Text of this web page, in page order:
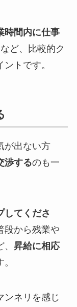
時間内に仕事
ど、比較的ク
トです。
が出ない方
渉するのも一
してくださ
段から残業や
昇給に相応
ンネリを感じ